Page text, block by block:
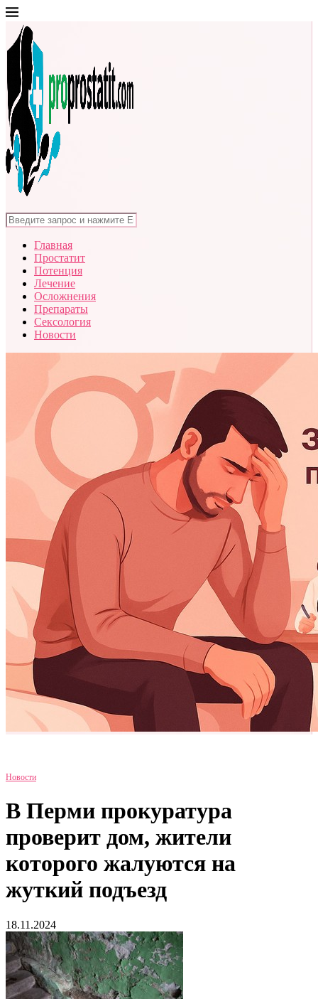
Главная
Простатит
Потенция
Лечение
Осложнения
Препараты
Сексология
Новости
Новости
В Перми прокуратура
проверит дом, жители
которого жалуются на
жуткий подъезд
18.11.2024